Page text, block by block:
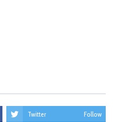
Twitter Follow